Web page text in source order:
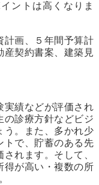
ントは高くなりま
計画、５年間予算計
産契約書案、建築見
実績などが評価され
の診療方針などビジ
う。また、多かれ少
トで、貯蓄のある先
れます。そして、
得が高い・複数の所